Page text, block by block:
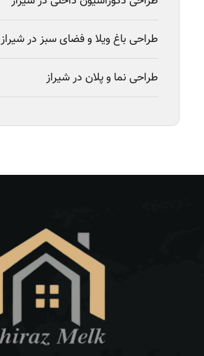
طراحی باغ ویلا و فضای سبز در شیراز
طراحی نما و پلان در شیراز